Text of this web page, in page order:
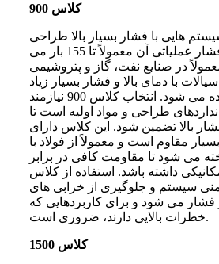
کلاس 900
برای سیستم هایی با فشار بسیار بالا طراحی
شده و توان تحمل فشار عملیاتی آن معمولاً تا 155 بار می
در صنایع نفت، گاز و پتروشیمی
با دمای بالا و فشار بسیار زیاد
جریان دارند، استفاده می شود. انتخاب کلاس 900 نیازمند
طراحی و مواد اولیه است تا
بالا تضمین شود. این کلاس دارای
مقاوم است و معمولاً از فولاد با
می شود تا مقاومت کافی در برابر
داشته باشد. استفاده از کلاس
ایمنی سیستم و جلوگیری از خرابی های
فشار می شود و برای کاربردهایی که
خطرات بالایی دارند، ضروری است.
کلاس 1500